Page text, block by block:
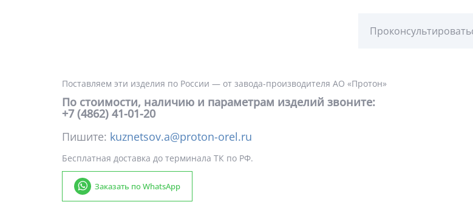
Поставляем эти изделия по России — от завода-производителя АО «Протон»
По стоимости, наличию и параметрам изделий звоните:
+7 (4862) 41-01-20
Пишите: kuznetsov.a@proton-orel.ru
Бесплатная доставка до терминала ТК по РФ.
Заказать по WhatsApp